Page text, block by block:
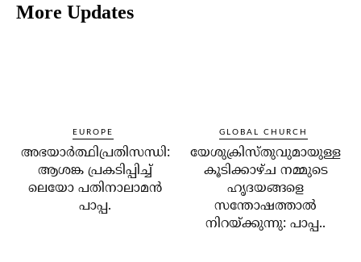
More Updates
EUROPE
അഭയാര്‍ത്ഥിപ്രതിസന്ധി:
ആശങ്ക പ്രകടിപ്പിച്ച്
ലെയോ പതിനാലാമന്‍
പാപ്പ.
GLOBAL CHURCH
യേശുക്രിസ്തുവുമായുള്ള
കൂടിക്കാഴ്ച നമ്മുടെ
ഹൃദയങ്ങളെ
സന്തോഷത്താല്‍
നിറയ്ക്കുന്നു: പാപ്പ..